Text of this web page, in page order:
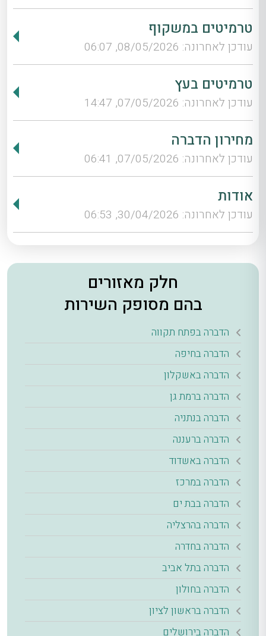
טרמיטים במשקוף
עודכן לאחרונה: 08/05/2026, 06:07
טרמיטים בעץ
עודכן לאחרונה: 07/05/2026, 14:47
מחירון הדברה
עודכן לאחרונה: 07/05/2026, 06:41
אודות
עודכן לאחרונה: 30/04/2026, 06:53
חלק מאזורים
בהם מסופק השירות
הדברה בפתח תקווה
הדברה בחיפה
הדברה באשקלון
הדברה ברמת גן
הדברה בנתניה
הדברה ברעננה
הדברה באשדוד
הדברה במרכז
הדברה בבת ים
הדברה בהרצליה
הדברה בחדרה
הדברה בתל אביב
הדברה בחולון
הדברה בראשון לציון
הדברה בירושלים